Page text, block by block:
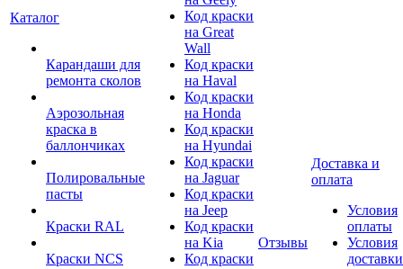
Каталог
Карандаши для
ремонта сколов
Аэрозольная
краска в
баллончиках
Полировальные
пасты
Краски RAL
Краски NCS
Код краски
на Great
Wall
Код краски
на Haval
Код краски
на Honda
Код краски
на Hyundai
Код краски
на Jaguar
Код краски
на Jeep
Код краски
на Kia
Код краски
Отзывы
Доставка и
оплата
Условия
оплаты
Условия
доставки